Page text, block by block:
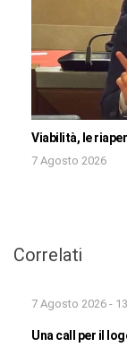
Viabilità, le
7 Agosto 2026
Correlati
7 Agosto 2026 -
Una call per il